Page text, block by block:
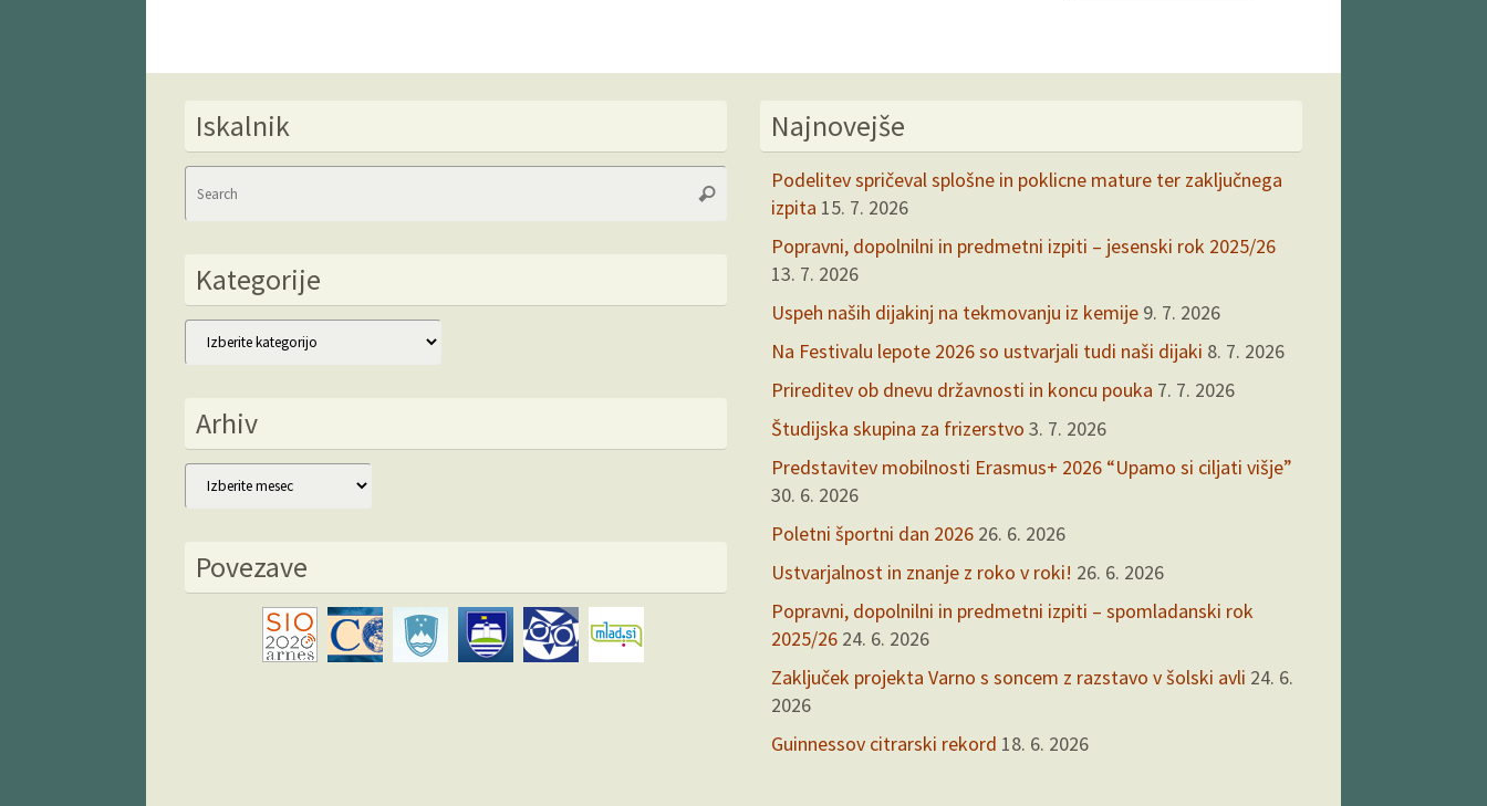
Iskalnik
Search
Search
Kategorije
Kategorije
Arhiv
Arhiv
Povezave
Najnovejše
Podelitev spričeval splošne in poklicne mature ter zaključnega
izpita 15. 7. 2026
Popravni, dopolnilni in predmetni izpiti – jesenski rok 2025/26
13. 7. 2026
Uspeh naših dijakinj na tekmovanju iz kemije 9. 7. 2026
Na Festivalu lepote 2026 so ustvarjali tudi naši dijaki 8. 7. 2026
Prireditev ob dnevu državnosti in koncu pouka 7. 7. 2026
Študijska skupina za frizerstvo 3. 7. 2026
Predstavitev mobilnosti Erasmus+ 2026 “Upamo si ciljati višje”
30. 6. 2026
Poletni športni dan 2026 26. 6. 2026
Ustvarjalnost in znanje z roko v roki! 26. 6. 2026
Popravni, dopolnilni in predmetni izpiti – spomladanski rok
2025/26 24. 6. 2026
Zaključek projekta Varno s soncem z razstavo v šolski avli 24. 6.
2026
Guinnessov citrarski rekord 18. 6. 2026